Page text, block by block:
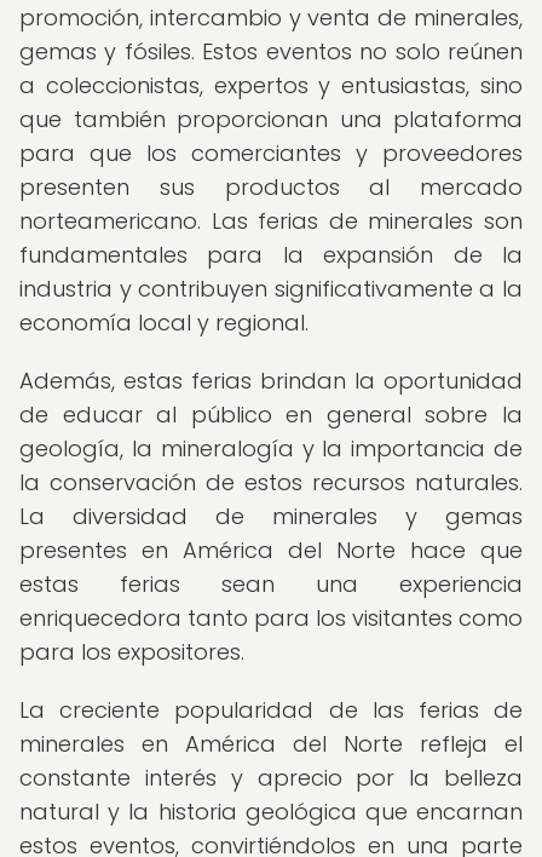
promoción, intercambio y venta de minerales,
gemas y fósiles. Estos eventos no solo reúnen
a coleccionistas, expertos y entusiastas, sino
que también proporcionan una plataforma
para que los comerciantes y proveedores
presenten sus productos al mercado
norteamericano. Las ferias de minerales son
fundamentales para la expansión de la
industria y contribuyen significativamente a la
economía local y regional.
Además, estas ferias brindan la oportunidad
de educar al público en general sobre la
geología, la mineralogía y la importancia de
la conservación de estos recursos naturales.
La diversidad de minerales y gemas
presentes en América del Norte hace que
estas ferias sean una experiencia
enriquecedora tanto para los visitantes como
para los expositores.
La creciente popularidad de las ferias de
minerales en América del Norte refleja el
constante interés y aprecio por la belleza
natural y la historia geológica que encarnan
estos eventos, convirtiéndolos en una parte